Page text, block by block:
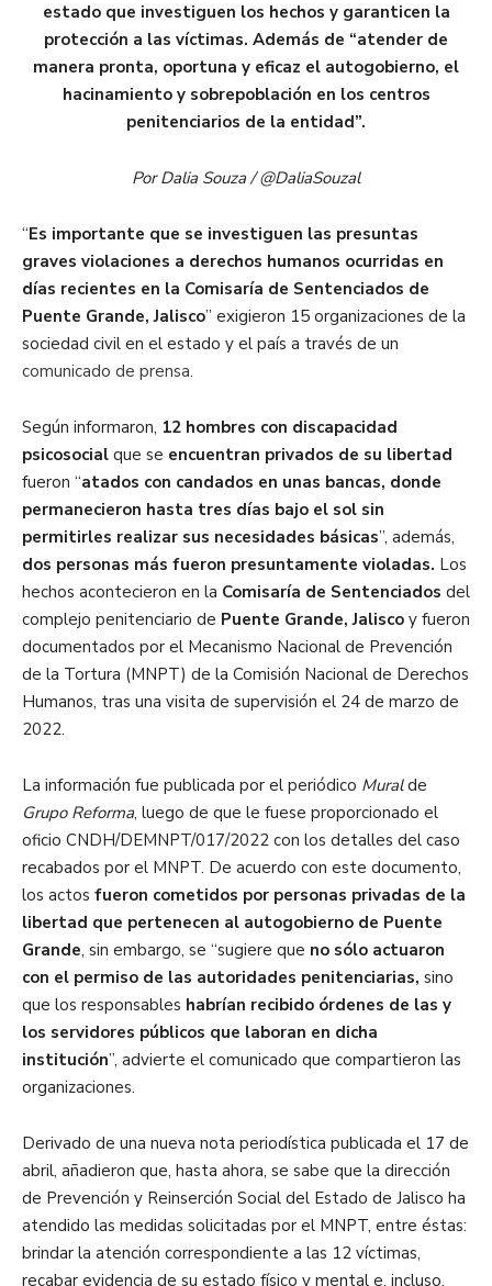
estado que investiguen los hechos y garanticen la
protección a las víctimas. Además de “atender de
manera pronta, oportuna y eficaz el autogobierno, el
hacinamiento y sobrepoblación en los centros
penitenciarios de la entidad”.
Por Dalia Souza / @DaliaSouzal
“Es importante que se investiguen las presuntas
graves violaciones a derechos humanos ocurridas en
días recientes en la Comisaría de Sentenciados de
Puente Grande, Jalisco” exigieron 15 organizaciones de la
sociedad civil en el estado y el país a través de un
comunicado de prensa.
Según informaron, 12 hombres con discapacidad
psicosocial que se encuentran privados de su libertad
fueron “atados con candados en unas bancas, donde
permanecieron hasta tres días bajo el sol sin
permitirles realizar sus necesidades básicas”, además,
dos personas más fueron presuntamente violadas. Los
hechos acontecieron en la Comisaría de Sentenciados del
complejo penitenciario de Puente Grande, Jalisco y fueron
documentados por el Mecanismo Nacional de Prevención
de la Tortura (MNPT) de la Comisión Nacional de Derechos
Humanos, tras una visita de supervisión el 24 de marzo de
2022.
La información fue publicada por el periódico Muralde
Grupo Reforma, luego de que le fuese proporcionado el
oficio CNDH/DEMNPT/017/2022 con los detalles del caso
recabados por el MNPT. De acuerdo con este documento,
los actos fueron cometidos por personas privadas de la
libertad que pertenecen al autogobierno de Puente
Grande, sin embargo, se “sugiere que no sólo actuaron
con el permiso de las autoridades penitenciarias, sino
que los responsables habrían recibido órdenes de las y
los servidores públicos que laboran en dicha
institución”, advierte el comunicado que compartieron las
organizaciones.
Derivado de una nueva nota periodística publicada el 17 de
abril, añadieron que, hasta ahora, se sabe que la dirección
de Prevención y Reinserción Social del Estado de Jalisco ha
atendido las medidas solicitadas por el MNPT, entre éstas:
brindar la atención correspondiente a las 12 víctimas,
recabar evidencia de su estado físico y mental e, incluso,